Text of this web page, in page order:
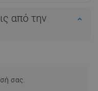
από την
σας.